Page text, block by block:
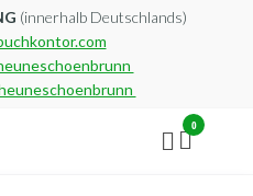
(innerhalb Deutschlands)
0